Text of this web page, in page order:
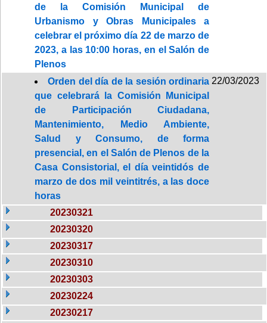
de la Comisión Municipal de
Urbanismo y Obras Municipales a
celebrar el próximo día 22 de marzo de
2023, a las 10:00 horas, en el Salón de
Plenos
Orden del día de la sesión ordinaria
que celebrará la Comisión Municipal
de Participación Ciudadana,
Mantenimiento, Medio Ambiente,
Salud y Consumo, de forma
presencial, en el Salón de Plenos de la
Casa Consistorial, el día veintidós de
marzo de dos mil veintitrés, a las doce
horas
22/03/2023
20230321
20230320
20230317
20230310
20230303
20230224
20230217